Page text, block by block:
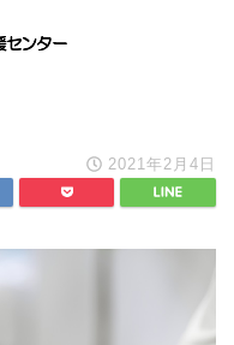
2021年2月4日